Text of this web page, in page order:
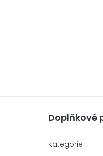
Doplňkové
Kategorie